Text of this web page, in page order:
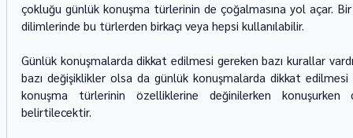
çokluğu günlük konuşma türlerinin de çoğalmasına yol açar.
dilimlerinde bu türlerden birkaçı veya hepsi kullanılabilir.
Günlük konuşmalarda dikkat edilmesi gereken bazı kurallar
bazı değişiklikler olsa da günlük konuşmalarda dikkat edilmesi
konuşma türlerinin özelliklerine değinilerken
belirtilecektir.